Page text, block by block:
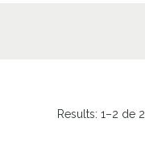
Results:1–2 de 2